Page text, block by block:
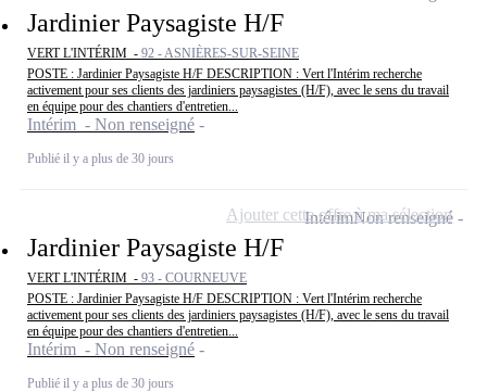
Jardinier Paysagiste H/F
VERT L'INTÉRIM - 92 - ASNIÈRES-SUR-SEINE
POSTE : Jardinier Paysagiste H/F DESCRIPTION : Vert l'Intérim recherche
activement pour ses clients des jardiniers paysagistes (H/F), avec le sens du travail
en équipe pour des chantiers d'entretien...
Intérim - Non renseigné
Publié il y a plus de 30 jours
Jardinier Paysagiste H/F
VERT L'INTÉRIM - 93 - COURNEUVE
POSTE : Jardinier Paysagiste H/F DESCRIPTION : Vert l'Intérim recherche
activement pour ses clients des jardiniers paysagistes (H/F), avec le sens du travail
en équipe pour des chantiers d'entretien...
Intérim - Non renseigné
Publié il y a plus de 30 jours
IntérimNon renseigné
Ajouter cette offre à ma sélection